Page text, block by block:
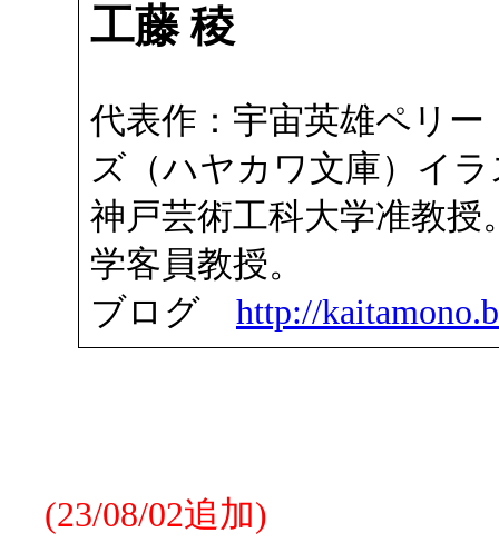
工藤 稜
代表作：宇宙英雄ペリ
ズ（ハヤカワ文庫）イ
神戸芸術工科大学准教授
学客員教授。
ブログ http://
(23/08/02追加)